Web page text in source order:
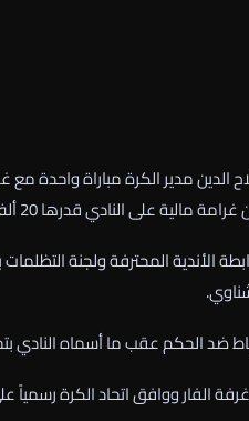
الأندية المحترفة ولجنة
ضد الحكم عقب ما أسماه النادي
الفار ووافق اتحاد الكرة